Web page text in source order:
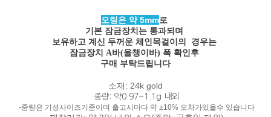
오링은 약 5mm로
기본 잠금장치는 통과되며
보유하고 계신 두꺼운 체인목걸이의 경우는
잠금장치 A바(올챙이바) 폭 확인후
구매 부탁드립니다
소재: 24k gold
중량: 약0.97~1.1g 내외
-중량은 기성사이즈기준이며 출고시마다 약 ±10% 오차가있을수 있습니다